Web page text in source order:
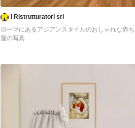
I Ristrutturatori srl
ローマにあるアジアンスタイルのおしゃれな赤
屋の写真